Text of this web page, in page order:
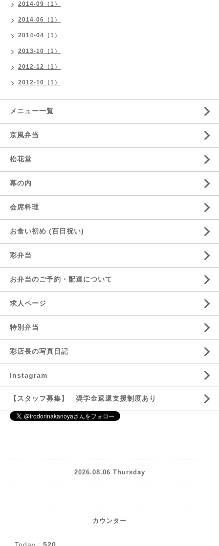
2014-09（1）
2014-06（1）
2014-04（1）
2013-10（1）
2012-12（1）
2012-10（1）
メニュー一覧
京風弁当
松花堂
幕の内
会席料理
お食い初め (百日祝い)
彩弁当
お弁当のご予約・配達について
求人ページ
特別弁当
彩店長の写真日記
Instagram
【スタッフ募集】 奨学金返還支援制度あり
2026.08.06 Thursday
カウンター